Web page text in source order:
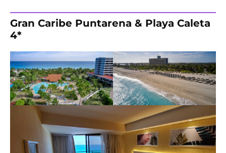
Gran Caribe Puntarena & Playa Caleta
4*